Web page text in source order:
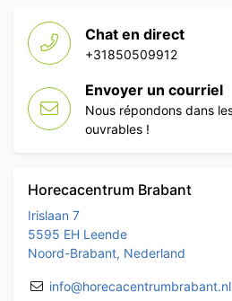
Chat en direct
+31850509912
Envoyer un courriel
Nous répondons dans
ouvrables !
Horecacentrum Brabant
Irislaan 7
5595 EH Leende
Noord-Brabant, Nederland
info@horecacentrumbrabant.nl